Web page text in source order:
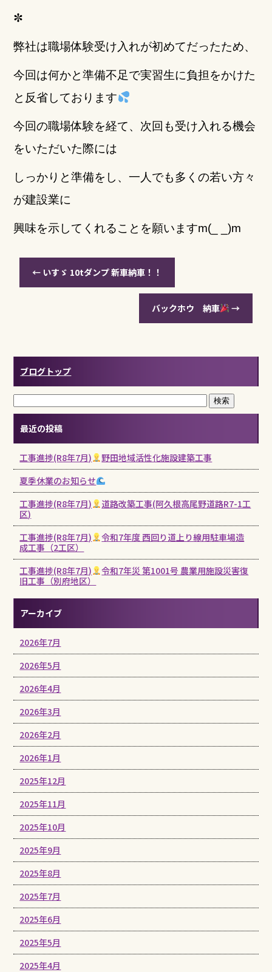
✼
弊社は職場体験受け入れが初めてだったため、
今回は何かと準備不足で実習生に負担をかけた
と反省しております
今回の職場体験を経て、次回も受け入れる機会
をいただいた際には
しっかりと準備をし、一人でも多くの若い方々
が建設業に
興味を示してくれることを願いますm(_ _)m
← いすゞ 10tダンプ 新車納車！！
バックホウ 納車 →
ブログトップ
最近の投稿
工事進捗(R8年7月)
野田地域活性化施設建築工事
夏季休業のお知らせ
工事進捗(R8年7月)
道路改築工事(阿久根高尾野道路R7-1工
区)
工事進捗(R8年7月)
令和7年度 西回り道上り線用駐車場造
成工事（2工区）
工事進捗(R8年7月)
令和7年災 第1001号 農業用施設災害復
旧工事（別府地区）
アーカイブ
2026年7月
2026年5月
2026年4月
2026年3月
2026年2月
2026年1月
2025年12月
2025年11月
2025年10月
2025年9月
2025年8月
2025年7月
2025年6月
2025年5月
2025年4月